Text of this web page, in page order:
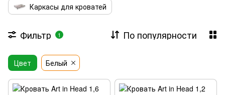
Каркасы для кроватей
Фильтр 1 По популярности
Цвет Белый